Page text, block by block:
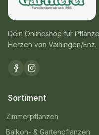
Dein Onlineshop für
Herzen von Vaihingen/Enz.
Sortiment
Zimmerpflanzen
Balkon- & Gartenpflanzen